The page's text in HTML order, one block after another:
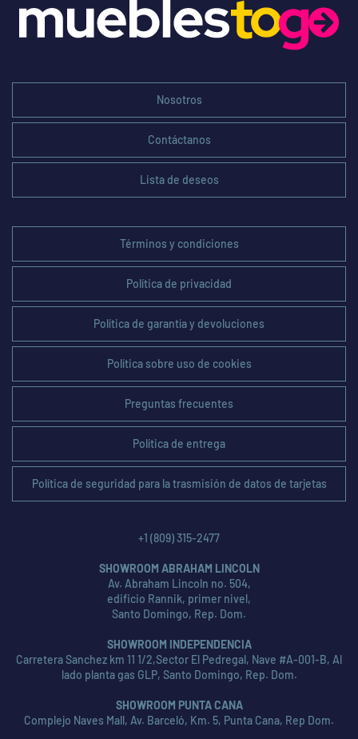
Nosotros
Contáctanos
Lista de deseos
Términos y condiciones
Política de privacidad
Política de garantía y devoluciones
Política sobre uso de cookies
Preguntas frecuentes
Política de entrega
Política de seguridad para la trasmisión de datos de tarjetas
+1 (809) 315-2477
SHOWROOM ABRAHAM LINCOLN
Av. Abraham Lincoln no. 504,
edificio Rannik, primer nivel,
Santo Domingo, Rep. Dom.
SHOWROOM INDEPENDENCIA
Carretera Sanchez km 11 1/2,Sector El Pedregal, Nave #A-001-B, Al
lado planta gas GLP, Santo Domingo, Rep. Dom.
SHOWROOM PUNTA CANA
Complejo Naves Mall, Av. Barceló, Km. 5, Punta Cana, Rep Dom.